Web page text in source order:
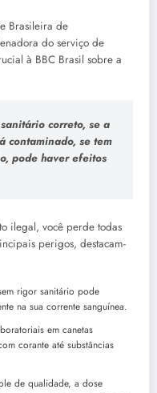
Brasileira de
do serviço de
à BBC Brasil sobre a
correto, se a
contaminado, se tem
pode haver efeitos
ilegal, você perde todas
perigos, destacam-
rigor sanitário pode
na sua corrente sanguínea.
em canetas
corante até substâncias
de qualidade, a dose